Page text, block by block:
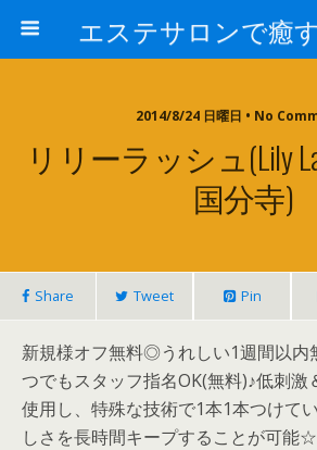
2014/8/24 日曜日 • No
リリーラッシュ(Lily
国分寺)
Share Tweet Pin
新規様オフ無料◎うれしい1週間以内
つでもスタッフ指名OK(無料)♪低刺激
使用し、特殊な技術で1本1本つけて
しさを長時間キープすることが可能